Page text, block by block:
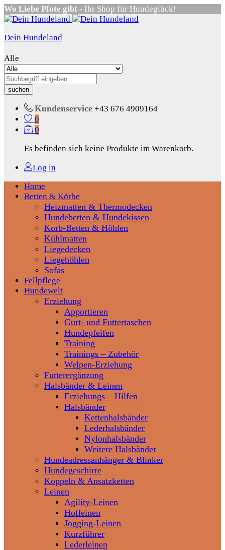
Wo Liebe Pfote gibt - Ihr Shop für Hundeglück!
Dein Hundeland
Alle
suchen
Kundenservice +43 676 4909164
0
0
Es befinden sich keine Produkte im Warenkorb.
Log in
Home
Betten & Körbe
Heizmatten & Thermodecken
Hundebetten & Hundekissen
Korb-Betten & Höhlen
Kühlmatten
Liegedecken
Liegehöhlen
Sofas
Fellpflege
Hundewelt
Erziehung
Apportieren
Gurt- und Futtertaschen
Hundepfeifen
Training
Trainings – Zubehör
Welpen-Erziehung
Futterergänzung
Halsbänder & Leinen
Erziehungs – Hilfen
Halsbänder
Kettenhalsbänder
Lederhalsbänder
Nylonhalsbänder
Weitere Halsbänder
Hundeadressanhänger & Blinker
Hundegeschirre
Koppeln & Ansatzketten
Leinen
Agility-Leinen
Hofleinen
Jogging-Leinen
Kurzführer
Lederleinen